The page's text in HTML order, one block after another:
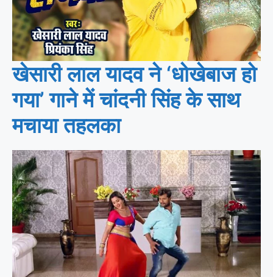
खेसारी लाल यादव ने ‘धोखेबाज हो
गया’ गाने में चांदनी सिंह के साथ
मचाया तहलका